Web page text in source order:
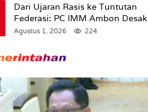
Dari Ujaran Rasis ke Tuntutan
Federasi: PC IMM Ambon Desak
Klarifikasi Presiden dan Imbau
Putih Di Maluku.
Agustus 1, 2026 224